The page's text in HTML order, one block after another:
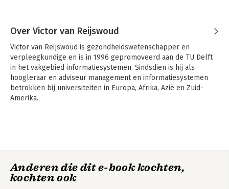
zorg
zorg
Over Victor van Reijswoud
Victor van Reijswoud is gezondheidswetenschapper en
verpleegkundige en is in 1996 gepromoveerd aan de TU Delft
in het vakgebied informatiesystemen. Sindsdien is hij als
hoogleraar en adviseur management en informatiesystemen
betrokken bij universiteiten in Europa, Afrika, Azië en Zuid-
Amerika.
Anderen die dit e-book kochten,
kochten ook